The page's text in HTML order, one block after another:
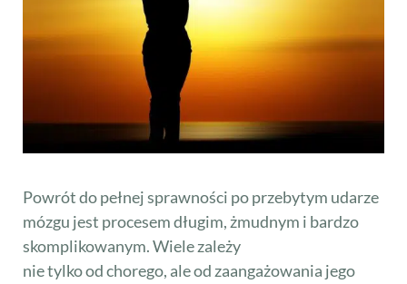
Powrót do pełnej sprawności po przebytym udarze
mózgu jest procesem długim, żmudnym i bardzo
skomplikowanym. Wiele zależy
nie tylko od chorego, ale od zaangażowania jego